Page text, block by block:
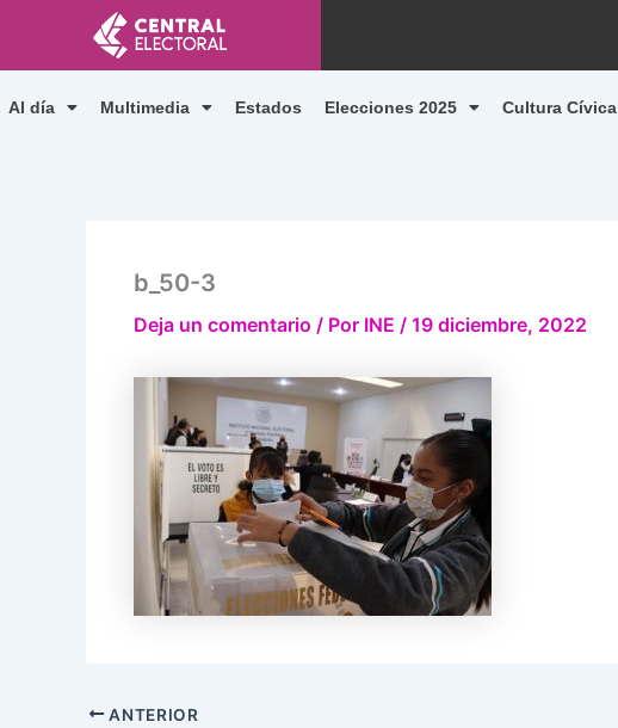
contenido
Al día Multimedia Estados Elecciones 2025 Cultura Cívica
b_50-3
Deja un comentario / Por INE / 19 diciembre, 2022
ANTERIOR